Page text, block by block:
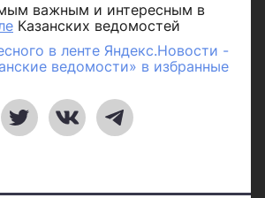
важным и интересным в
Казанских ведомостей
в ленте Яндекс.Новости -
ведомости» в избранные